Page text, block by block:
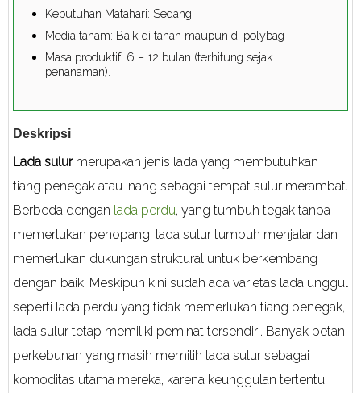
Kebutuhan Matahari: Sedang.
Media tanam: Baik di tanah maupun di polybag
Masa produktif: 6 – 12 bulan (terhitung sejak
penanaman).
Deskripsi
Lada sulur merupakan jenis lada yang membutuhkan
tiang penegak atau inang sebagai tempat sulur merambat.
Berbeda dengan lada perdu, yang tumbuh tegak tanpa
memerlukan penopang, lada sulur tumbuh menjalar dan
memerlukan dukungan struktural untuk berkembang
dengan baik. Meskipun kini sudah ada varietas lada unggul
seperti lada perdu yang tidak memerlukan tiang penegak,
lada sulur tetap memiliki peminat tersendiri. Banyak petani
perkebunan yang masih memilih lada sulur sebagai
komoditas utama mereka, karena keunggulan tertentu